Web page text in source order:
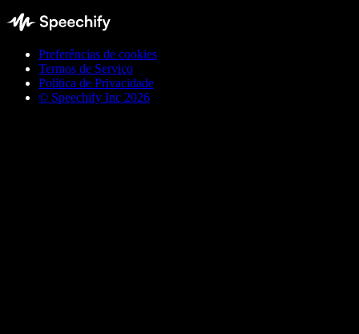
Preferências de cookies
Termos de Serviço
Política de Privacidade
© Speechify Inc 2026